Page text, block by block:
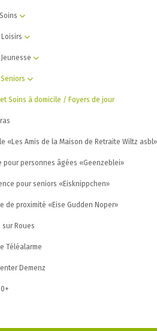
Soins à domicile / Foyers de jour
«Les Amis de la Maison de Retraite Wiltz asbl»
pour personnes âgées «Geenzeblei»
pour seniors «Eisknippchen»
de proximité «Eise Gudden Noper»
sur Roues
Téléalarme
Demenz